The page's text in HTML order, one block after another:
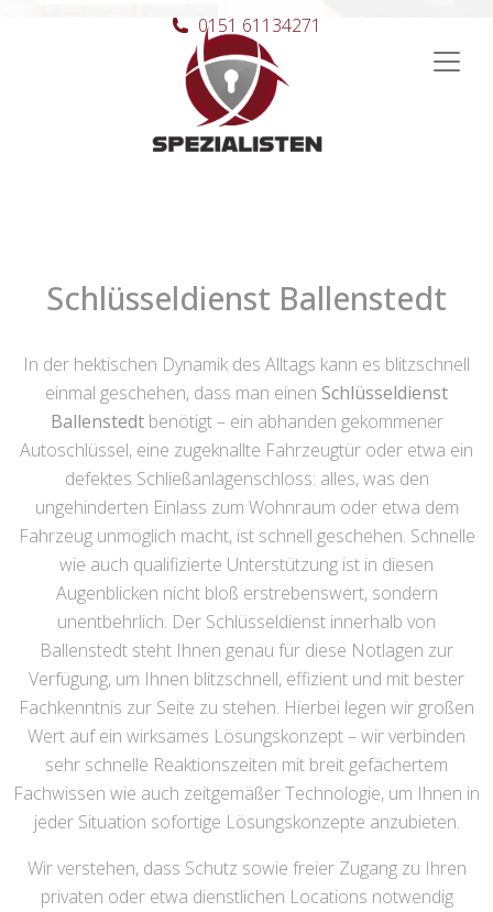
Hauptnavigation
0151 61134271
Schlüsseldienst Ballenstedt
In der hektischen Dynamik des Alltags kann es blitzschnell
einmal geschehen, dass man einen Schlüsseldienst
Ballenstedtbenötigt – ein abhanden gekommener
Autoschlüssel, eine zugeknallte Fahrzeugtür oder etwa ein
defektes Schließanlagenschloss: alles, was den
ungehinderten Einlass zum Wohnraum oder etwa dem
Fahrzeug unmöglich macht, ist schnell geschehen. Schnelle
wie auch qualifizierte Unterstützung ist in diesen
Augenblicken nicht bloß erstrebenswert, sondern
unentbehrlich. Der Schlüsseldienst innerhalb von
Ballenstedt steht Ihnen genau für diese Notlagen zur
Verfügung, um Ihnen blitzschnell, effizient und mit bester
Fachkenntnis zur Seite zu stehen. Hierbei legen wir großen
Wert auf ein wirksames Lösungskonzept – wir verbinden
sehr schnelle Reaktionszeiten mit breit gefächertem
Fachwissen wie auch zeitgemäßer Technologie, um Ihnen in
jeder Situation sofortige Lösungskonzepte anzubieten.
Wir verstehen, dass Schutz sowie freier Zugang zu Ihren
privaten oder etwa dienstlichen Locations notwendig